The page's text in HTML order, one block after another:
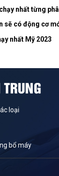
nhất từng
sẽ có động cơ
nhất Mỹ 2023
loại
bổ máy